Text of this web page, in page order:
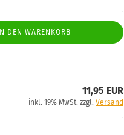
IN DEN WARENKORB
11,95 EUR
inkl. 19% MwSt. zzgl. Versand